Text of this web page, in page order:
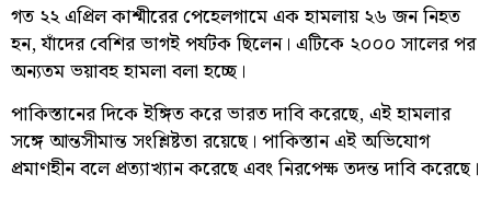
গত ২২ এপ্রিল কাশ্মীরের পেহেলগামে এক হামলায় ২৬ জন নিহত
হন, যাঁদের বেশির ভাগই পর্যটক ছিলেন। এটিকে ২০০০ সালের পর
অন্যতম ভয়াবহ হামলা বলা হচ্ছে।
পাকিস্তানের দিকে ইঙ্গিত করে ভারত দাবি করেছে, এই হামলার
সঙ্গে আন্তসীমান্ত সংশ্লিষ্টতা রয়েছে। পাকিস্তান এই অভিযোগ
প্রমাণহীন বলে প্রত্যাখ্যান করেছে এবং নিরপেক্ষ তদন্ত দাবি করেছে।